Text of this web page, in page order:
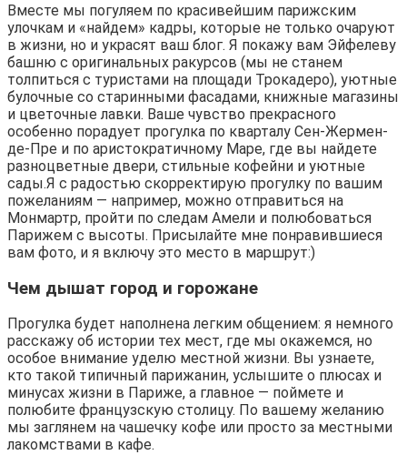
Вместе мы погуляем по красивейшим парижским
улочкам и «найдем» кадры, которые не только очаруют
в жизни, но и украсят ваш блог. Я покажу вам Эйфелеву
башню с оригинальных ракурсов (мы не станем
толпиться с туристами на площади Трокадеро), уютные
булочные со старинными фасадами, книжные магазины
и цветочные лавки. Ваше чувство прекрасного
особенно порадует прогулка по кварталу Сен-Жермен-
де-Пре и по аристократичному Маре, где вы найдете
разноцветные двери, стильные кофейни и уютные
сады.Я с радостью скорректирую прогулку по вашим
пожеланиям — например, можно отправиться на
Монмартр, пройти по следам Амели и полюбоваться
Парижем с высоты. Присылайте мне понравившиеся
вам фото, и я включу это место в маршрут:)
Чем дышат город и горожане
Прогулка будет наполнена легким общением: я немного
расскажу об истории тех мест, где мы окажемся, но
особое внимание уделю местной жизни. Вы узнаете,
кто такой типичный парижанин, услышите о плюсах и
минусах жизни в Париже, а главное — поймете и
полюбите французскую столицу. По вашему желанию
мы заглянем на чашечку кофе или просто за местными
лакомствами в кафе.